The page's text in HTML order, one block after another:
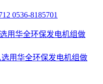
0536-8185701
用华全环保发电机组做